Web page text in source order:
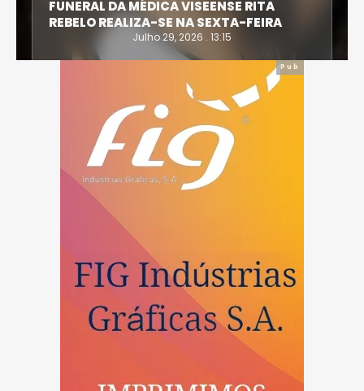
FUNERAL DA MÉDICA VISEENSE RITA
REBELO REALIZA-SE NA SEXTA-FEIRA
Julho 29, 2026 . 13:15
Pub